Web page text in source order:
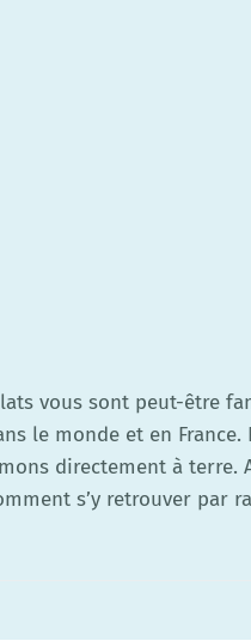
vous sont peut-être
le monde et en France.
directement à terre.
s’y retrouver par